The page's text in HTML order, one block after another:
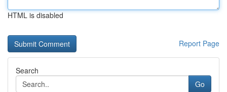
HTML is disabled
Report Page
Search
Go